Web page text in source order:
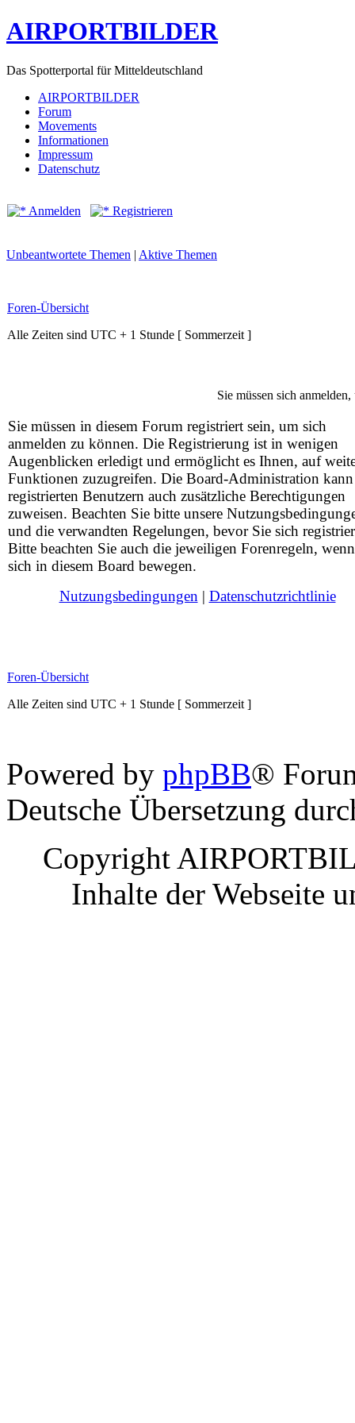
AIRPORTBILDER
Das Spotterportal für Mitteldeutschland
AIRPORTBILDER
Forum
Movements
Informationen
Impressum
Datenschutz
Anmelden Registrieren
Unbeantwortete Themen | Aktive Themen
Foren-Übersicht
Alle Zeiten sind UTC + 1 Stunde [ Sommerzeit ]
Sie müssen sich
Sie müssen in diesem Forum registriert sein, um sich
anmelden zu können. Die Registrierung ist in wenigen
Augenblicken erledigt und ermöglicht es Ihnen, auf
Funktionen zuzugreifen. Die Board-Administration kann
registrierten Benutzern auch zusätzliche Berechtigungen
zuweisen. Beachten Sie bitte unsere
und die verwandten Regelungen, bevor Sie sich
Bitte beachten Sie auch die jeweiligen Forenregeln,
sich in diesem Board bewegen.
Nutzungsbedingungen | Datenschutzrichtlinie
Foren-Übersicht
Alle Zeiten sind UTC + 1 Stunde [ Sommerzeit ]
Powered by phpBB®
Deutsche Übersetzung
Copyright
Inhalte der Webseite